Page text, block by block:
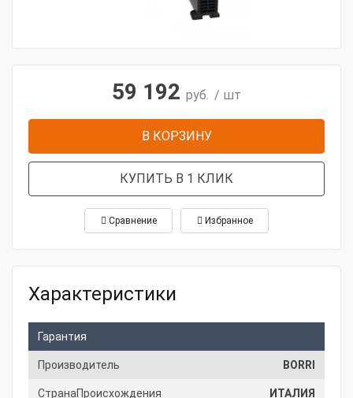
59 192 руб. / шт
В КОРЗИНУ
КУПИТЬ В 1 КЛИК
Сравнение Избранное
Характеристики
Гарантия
Производитель BORRI
СтранаПроисхождения ИТАЛИЯ